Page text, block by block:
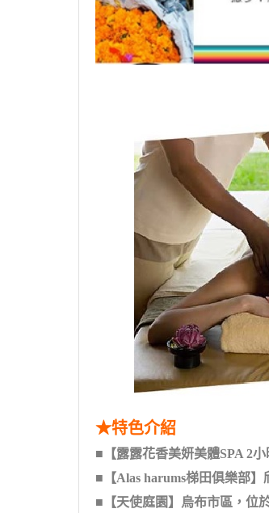
★特色介紹
■【露露花香美妍美體SPA 2
■【Alas harums梯田俱樂部
■【天使庭園】烏布市區，位